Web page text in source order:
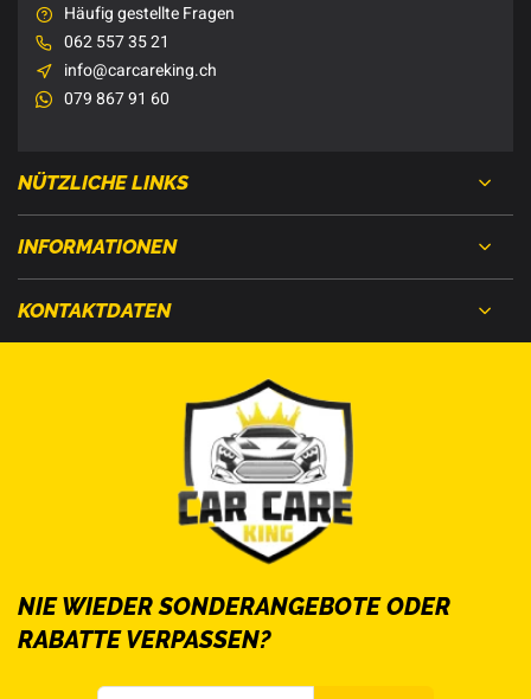
Häufig gestellte Fragen
062 557 35 21
info@carcareking.ch
079 867 91 60
NÜTZLICHE LINKS
INFORMATIONEN
KONTAKTDATEN
NIE WIEDER SONDERANGEBOTE ODER
RABATTE VERPASSEN?